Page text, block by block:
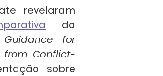
revelaram
da
for
from Conflict-
sobre